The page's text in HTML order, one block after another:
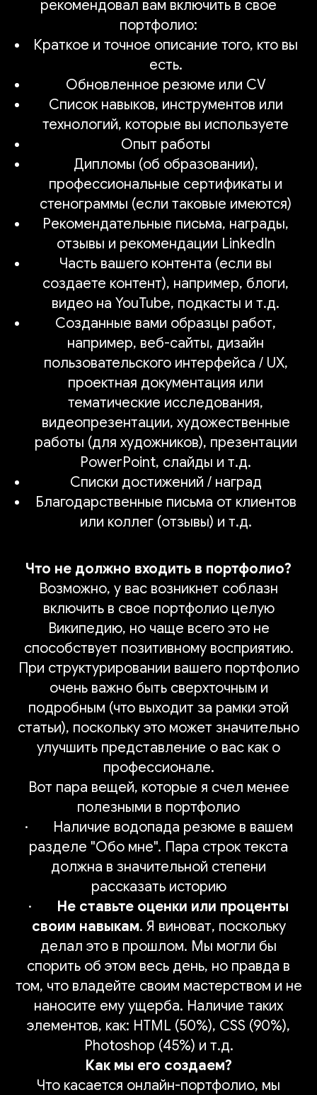
рекомендовал вам включить в свое
портфолио:
Краткое и точное описание того, кто вы
есть.
Обновленное резюме или CV
Список навыков, инструментов или
технологий, которые вы используете
Опыт работы
Дипломы (об образовании),
профессиональные сертификаты и
стенограммы (если таковые имеются)
Рекомендательные письма, награды,
отзывы и рекомендации LinkedIn
Часть вашего контента (если вы
создаете контент), например, блоги,
видео на YouTube, подкасты и т.д.
Созданные вами образцы работ,
например, веб-сайты, дизайн
пользовательского интерфейса / UX,
проектная документация или
тематические исследования,
видеопрезентации, художественные
работы (для художников), презентации
PowerPoint, слайды и т.д.
Списки достижений / наград
Благодарственные письма от клиентов
или коллег (отзывы) и т.д.
Что не должно входить в портфолио?
Возможно, у вас возникнет соблазн
включить в свое портфолио целую
Википедию, но чаще всего это не
способствует позитивному восприятию.
При структурировании вашего портфолио
очень важно быть сверхточным и
подробным (что выходит за рамки этой
статьи), поскольку это может значительно
улучшить представление о вас как о
профессионале.
Вот пара вещей, которые я счел менее
полезными в портфолио
· Наличие водопада резюме в вашем
разделе "Обо мне". Пара строк текста
должна в значительной степени
рассказать историю
· Не ставьте оценки или проценты
своим навыкам. Я виноват, поскольку
делал это в прошлом. Мы могли бы
спорить об этом весь день, но правда в
том, что владейте своим мастерством и не
наносите ему ущерба. Наличие таких
элементов, как: HTML (50%), CSS (90%),
Photoshop (45%) и т.д.
Как мы его создаем?
Что касается онлайн-портфолио, мы